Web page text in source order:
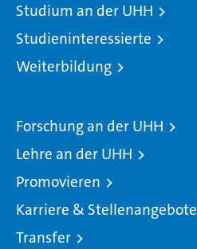
Studium an der UHH
Studieninteressierte
Weiterbildung
Forschung an der UHH
Lehre an der UHH
Promovieren
Karriere & Stellenangebote
Transfer